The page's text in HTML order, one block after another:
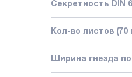
Секретность DIN
Кол-во листов (70
Ширина гнезда